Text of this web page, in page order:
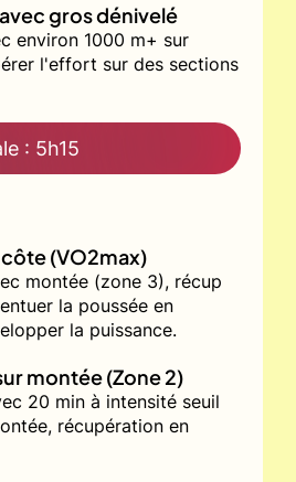
gros dénivelé
environ 1000 m+ sur
l'effort sur des sections
: 5h15
(VO2max)
montée (zone 3), récup
la poussée en
la puissance.
montée (Zone 2)
20 min à intensité seuil
récupération en